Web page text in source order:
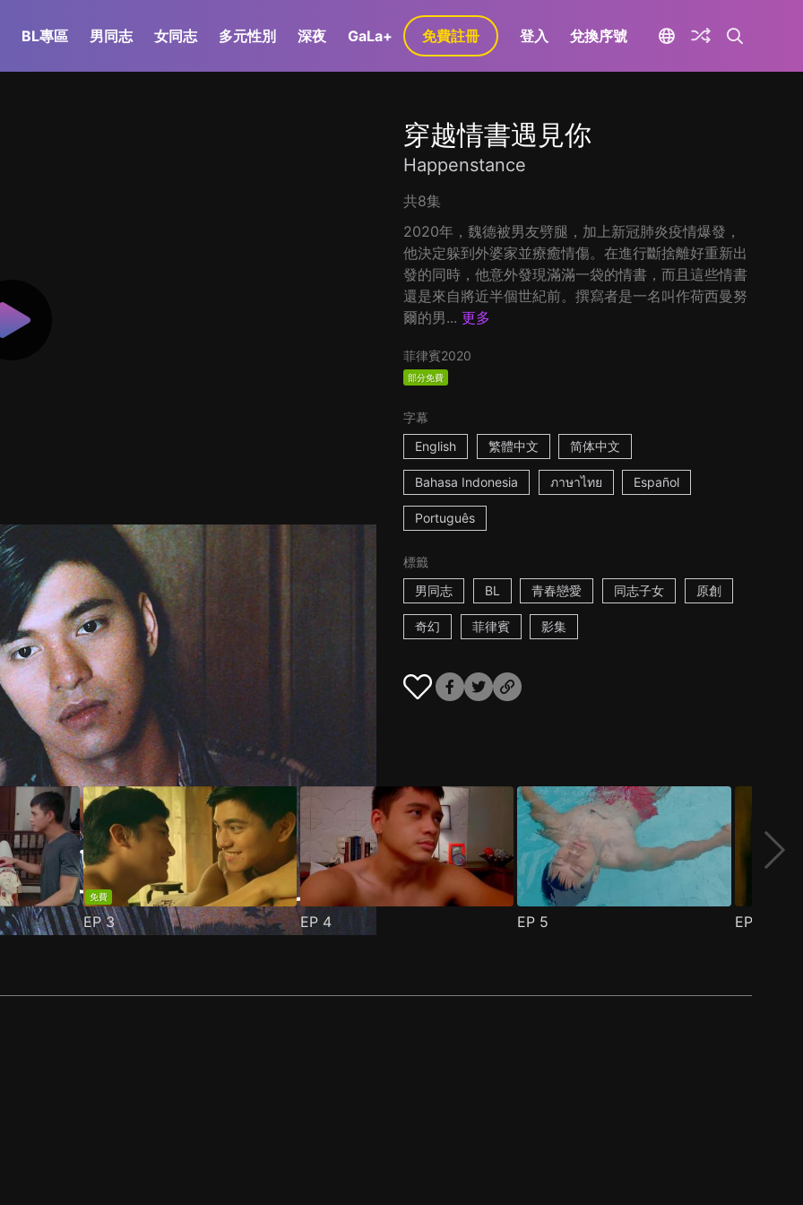
BL專區 男同志 女同志 多元性別 深夜 GaLa+ 免費註冊 登入 兌換序號
穿越情書遇見你
Happenstance
共8集
2020年，魏德被男友劈腿，加上新冠肺炎疫情爆發，
他決定躲到外婆家並療癒情傷。在進行斷捨離好重新出
發的同時，他意外發現滿滿一袋的情書，而且這些情書
還是來自將近半個世紀前。撰寫者是一名叫作荷西曼努
爾的男... 更多
菲律賓2020
部分免費
字幕
English
繁體中文 简体中文
Bahasa Indonesia ภาษาไทย Español
Português
標籤
男同志
BL 青春戀愛 同志子女 原創
奇幻 菲律賓 影集
免費
EP3 EP 4 EP 5 EP